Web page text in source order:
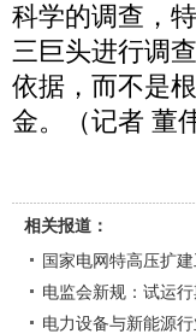
科学的调查，
三巨头进行调
依据，而不是
金。（记者 董
相关报道：
国家电网特高压扩
电监会新规：试运
电力设备与新能源